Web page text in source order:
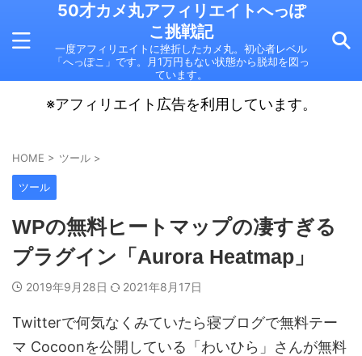
50才カメ丸アフィリエイトへっぽ
こ挑戦記
一度アフィリエイトに挫折したカメ丸。初心者レベル
「へっぽこ」です。月1万円もない状態から脱却を図っ
ています。
※アフィリエイト広告を利用しています。
HOME > ツール >
ツール
WPの無料ヒートマップの凄すぎる
プラグイン「Aurora Heatmap」
2019年9月28日 2021年8月17日
Twitterで何気なくみていたら寝ブログで無料テー
マ Cocoonを公開している「わいひら」さんが無料